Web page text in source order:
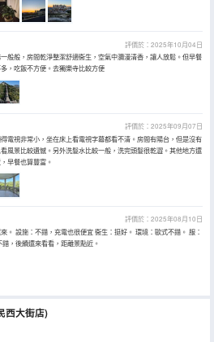
評價於：2025年10月04日
般般，房間乾淨整潔舒適衞生，空氣中瀰漫清香，讓人放鬆。但早餐
，吃飯不方便。去獨樂寺比較方便
評價於：2025年09月07日
電視非常小，坐在床上看電視字幕都看不清。房間有陽台，但是沒有
風景比較遺憾。另外洗髮水比較一般，洗完頭髮很乾澀。其他地方還
早餐也算豐富。
評價於：2025年08月10日
。 設施：不錯，充電也很便宜 衞生：挺好。 環境：歐式不錯。 服：
，後續還來看看，距離景點近。
西大街店)